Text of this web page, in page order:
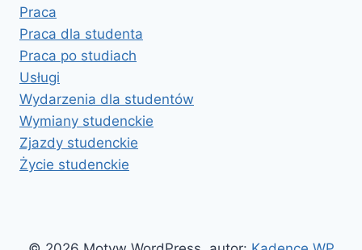
Praca
Praca dla studenta
Praca po studiach
Usługi
Wydarzenia dla studentów
Wymiany studenckie
Zjazdy studenckie
Życie studenckie